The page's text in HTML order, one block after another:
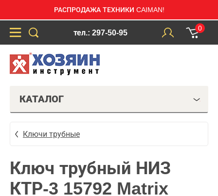
РАСПРОДАЖА ТЕХНИКИ CAIMAN!
тел.: 297-50-95
0
КАТАЛОГ
Ключи трубные
Ключ трубный НИЗ
КТР-3 15792 Matrix